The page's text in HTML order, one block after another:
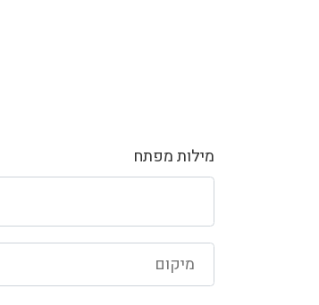
מילות מפתח
מיקום